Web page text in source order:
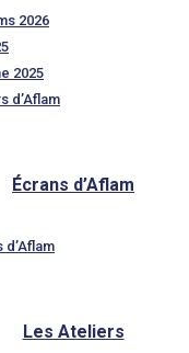
2026
2025
d’Aflam
Écrans d’Aflam
d’Aflam
Les Ateliers